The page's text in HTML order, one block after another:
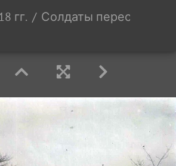
гг. Солдаты пересекают